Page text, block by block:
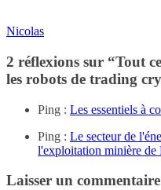
Nicolas
2 réflexions sur “Tout
les robots de trading
Ping : Les essentiels à
Ping : Le secteur de
l'exploitation minière de
Laisser un commentaire